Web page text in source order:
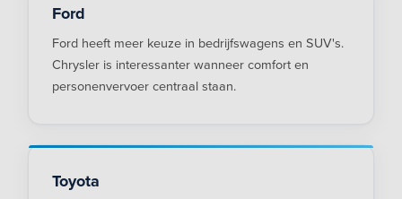
Ford
Ford heeft meer keuze in bedrijfswagens en SUV's.
Chrysler is interessanter wanneer comfort en
personenvervoer centraal staan.
Toyota